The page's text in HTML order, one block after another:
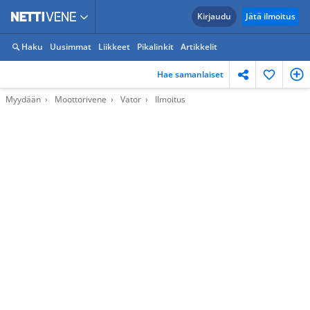
Kirjaudu Jätä ilmoitus
Haku Uusimmat Liikkeet Pikalinkit Artikkelit
Hae samanlaiset
Myydään Moottorivene Vator Ilmoitus